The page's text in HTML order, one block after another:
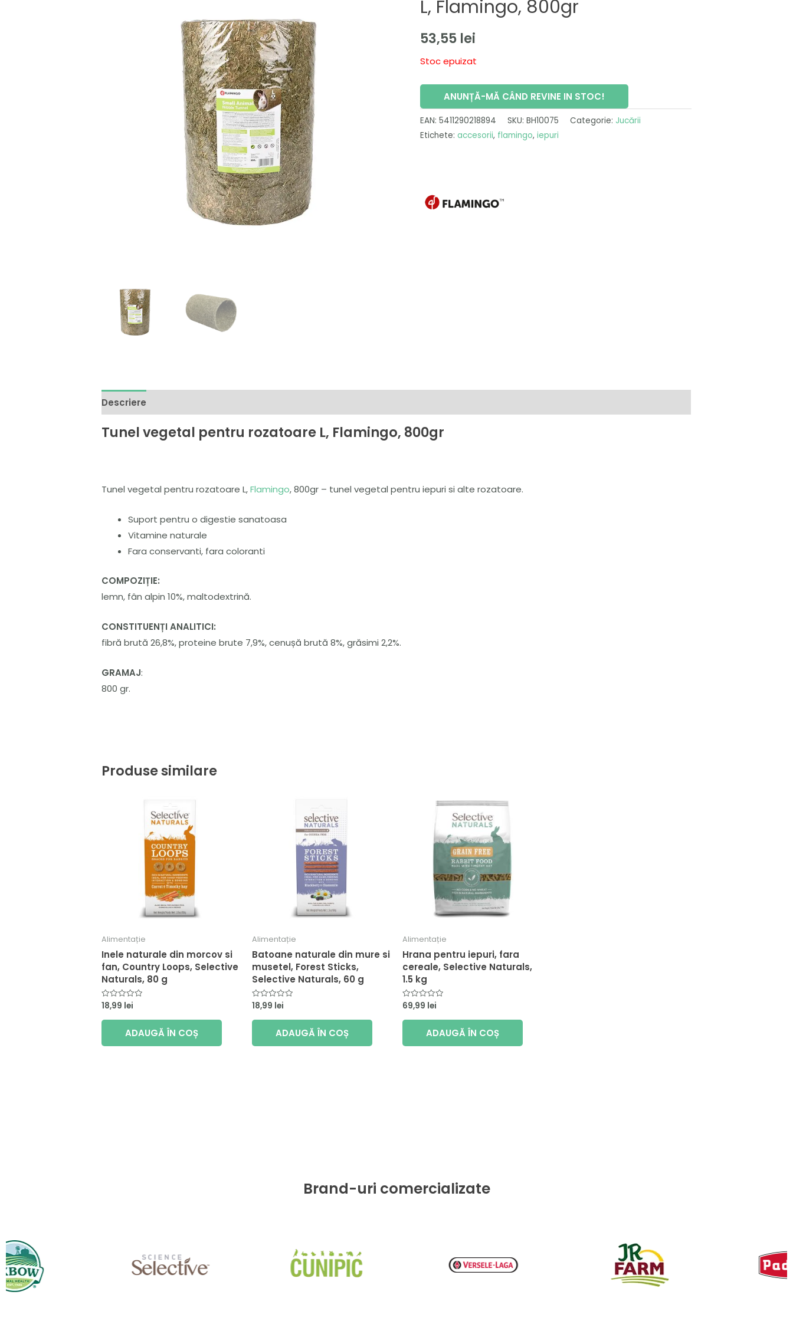
L, Flamingo, 800gr
53,55 lei
Stoc epuizat
ANUNȚĂ-MĂ CÂND REVINE IN STOC!
EAN: 5411290218894 SKU: BH10075 Categorie: Jucării
Etichete: accesorii, flamingo, iepuri
Descriere
Tunel vegetal pentru rozatoare L, Flamingo, 800gr
Tunel vegetal pentru rozatoare L,Flamingo, 800gr – tunel vegetal pentru iepuri si alte rozatoare.
Suport pentru o digestie sanatoasa
Vitamine naturale
Fara conservanti, fara coloranti
COMPOZIȚIE:
lemn, fân alpin 10%, maltodextrină.
CONSTITUENȚI ANALITICI:
fibră brută 26,8%, proteine brute 7,9%, cenușă brută 8%, grăsimi 2,2%.
GRAMAJ:
800 gr.
Produse similare
Alimentație
Inele naturale din morcov si
fan, Country Loops, Selective
Naturals, 80 g
Evaluat
0
18,99 lei
ADAUGĂ ÎN COȘ
Alimentație
Batoane naturale din mure si
musetel, Forest Sticks,
Selective Naturals, 60 g
Evaluat
0
18,99 lei
ADAUGĂ ÎN COȘ
Alimentație
Hrana pentru iepuri, fara
cereale, Selective Naturals,
1.5 kg
Evaluat
0
69,99 lei
ADAUGĂ ÎN COȘ
Brand-uri comercializate